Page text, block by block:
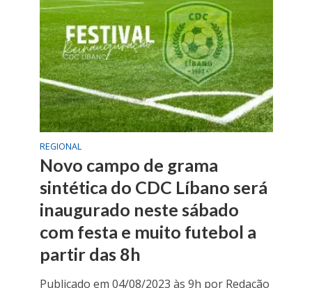
REGIONAL
Novo campo de grama
sintética do CDC Líbano será
inaugurado neste sábado
com festa e muito futebol a
partir das 8h
Publicado em 04/08/2023 às 9h por Redação